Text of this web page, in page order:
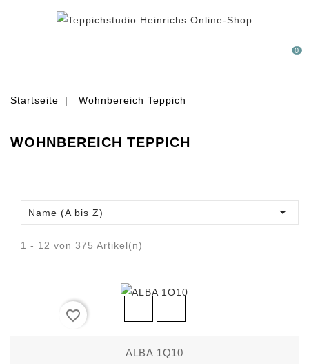
0
Startseite Wohnbereich Teppich
WOHNBEREICH TEPPICH
Name (A bis Z) 
1 - 12 von 375 Artikel(n)
favorite_border
ALBA 1Q10